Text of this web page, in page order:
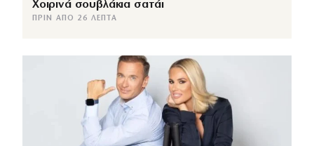
Χοιρινά σουβλάκια σατάι
ΠΡΙΝ ΑΠΌ 26 ΛΕΠΤΆ